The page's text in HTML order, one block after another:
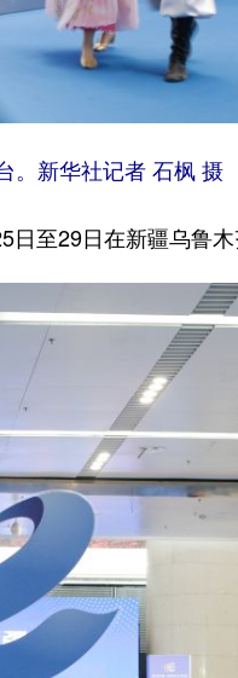
新华社记者 石枫 摄
至29日在新疆乌鲁木